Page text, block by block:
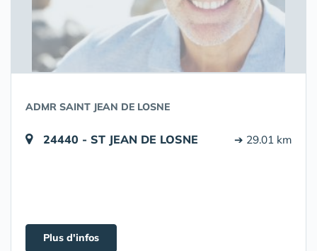
ADMR SAINT JEAN DE LOSNE
24440 - ST JEAN DE LOSNE ➔ 29.01 km
Plus d'infos